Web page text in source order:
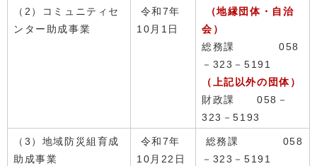
（2）コミュニティセ
ンター助成事業
令和7年
10月1日
（地縁団体・自治
会）
総務課 058
－323－5191
（上記以外の団体）
財政課 058－
323－5193
（3）地域防災組育成
助成事業
令和7年
10月22日
総務課 058
－323－5191